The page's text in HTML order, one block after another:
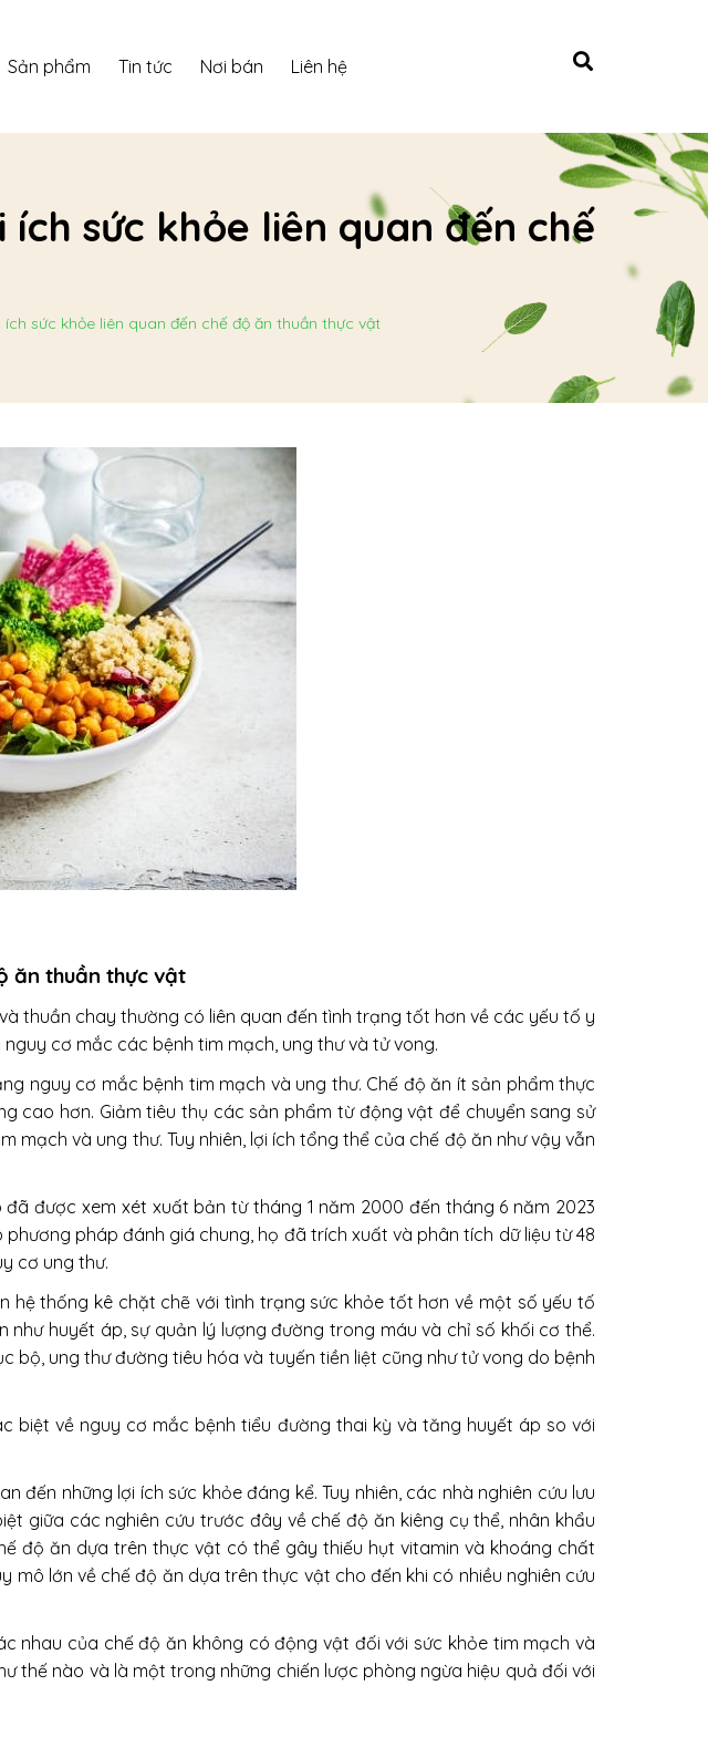
Sản phẩm Tin tức Nơi bán Liên hệ
sức khỏe liên quan đến chế
sức khỏe liên quan đến chế độ ăn thuần thực vật
ăn thuần thực vật
thuần chay thường có liên quan đến tình trạng tốt hơn về các yếu tố y
cơ mắc các bệnh tim mạch, ung thư và tử vong.
nguy cơ mắc bệnh tim mạch và ung thư. Chế độ ăn ít sản phẩm thực
cao hơn. Giảm tiêu thụ các sản phẩm từ động vật để chuyển sang sử
và ung thư. Tuy nhiên, lợi ích tổng thể của chế độ ăn như vậy vẫn
được xem xét xuất bản từ tháng 1 năm 2000 đến tháng 6 năm 2023
pháp đánh giá chung, họ đã trích xuất và phân tích dữ liệu từ 48
cơ ung thư.
hệ thống kê chặt chẽ với tình trạng sức khỏe tốt hơn về một số yếu tố
huyết áp, sự quản lý lượng đường trong máu và chỉ số khối cơ thể.
bộ, ung thư đường tiêu hóa và tuyến tiền liệt cũng như tử vong do bệnh
biệt về nguy cơ mắc bệnh tiểu đường thai kỳ và tăng huyết áp so với
những lợi ích sức khỏe đáng kể. Tuy nhiên, các nhà nghiên cứu lưu
giữa các nghiên cứu trước đây về chế độ ăn kiêng cụ thể, nhân khẩu
độ ăn dựa trên thực vật có thể gây thiếu hụt vitamin và khoáng chất
lớn về chế độ ăn dựa trên thực vật cho đến khi có nhiều nghiên cứu
nhau của chế độ ăn không có động vật đối với sức khỏe tim mạch và
thế nào và là một trong những chiến lược phòng ngừa hiệu quả đối với